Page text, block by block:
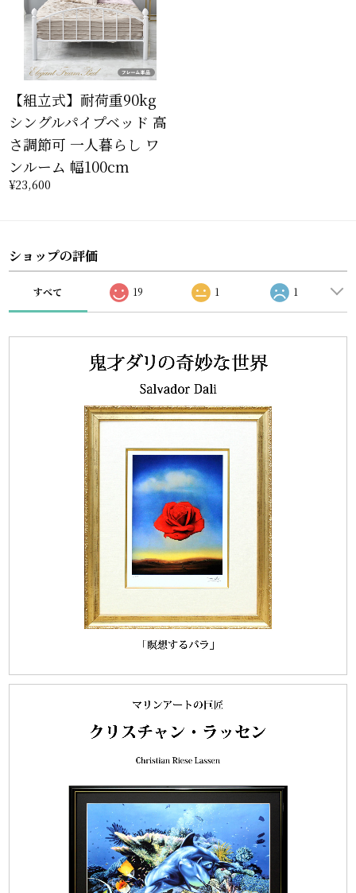
【組立式】耐荷重90kg
シングルパイプベッド 高
さ調節可 一人暮らし ワ
ンルーム 幅100cm
¥23,600
ショップの評価
すべて 19 1 1